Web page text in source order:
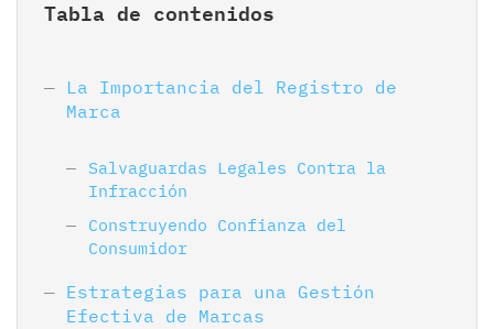
Tabla de contenidos
La Importancia del Registro de
Marca
Salvaguardas Legales Contra la
Infracción
Construyendo Confianza del
Consumidor
Estrategias para una Gestión
Efectiva de Marcas